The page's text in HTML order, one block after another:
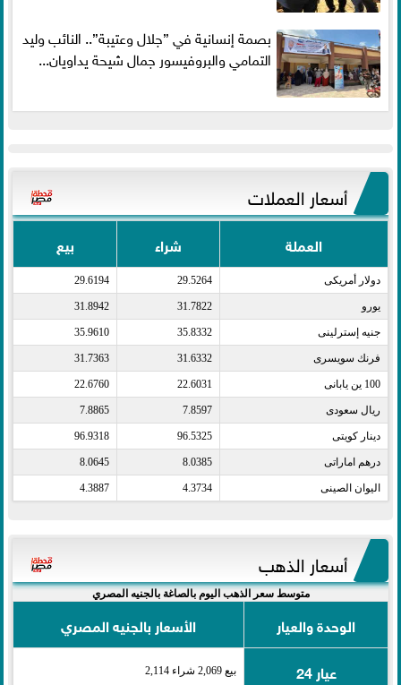
بصمة إنسانية في ”جلال وعتيبة”.. النائب وليد
التمامي والبروفيسور جمال شيحة يداويان...
أسعار العملات
العملة شراء بيع
دولار أمريكى​ 29.5264
29.6194
يورو​ 31.7822
31.8942
جنيه إسترلينى​ 35.8332
35.9610
فرنك سويسرى​ 31.6332
31.7363
100 ين يابانى​ 22.6031
22.6760
ريال سعودى​ 7.8597
7.8865
دينار كويتى​ 96.5325
96.9318
درهم اماراتى​ 8.0385
8.0645
اليوان الصينى​ 4.3734
4.3887
أسعار الذهب
متوسط سعر الذهب اليوم بالصاغة بالجنيه المصري
الوحدة والعيار
الأسعار بالجنيه المصري
عيار 24
بيع 2,069 شراء 2,114